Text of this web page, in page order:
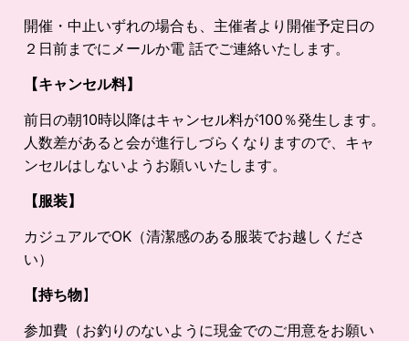
開催・中止いずれの場合も、主催者より開催予定日の
２日前までにメールか電 話でご連絡いたします。
【キャンセル料】
前日の朝10時以降はキャンセル料が100％発生します。
人数差があると会が進行しづらくなりますので、キャ
ンセルはしないようお願いいたします。
【服装】
カジュアルでOK（清潔感のある服装でお越しくださ
い）
【持ち物】
参加費（お釣りのないように現金でのご用意をお願い